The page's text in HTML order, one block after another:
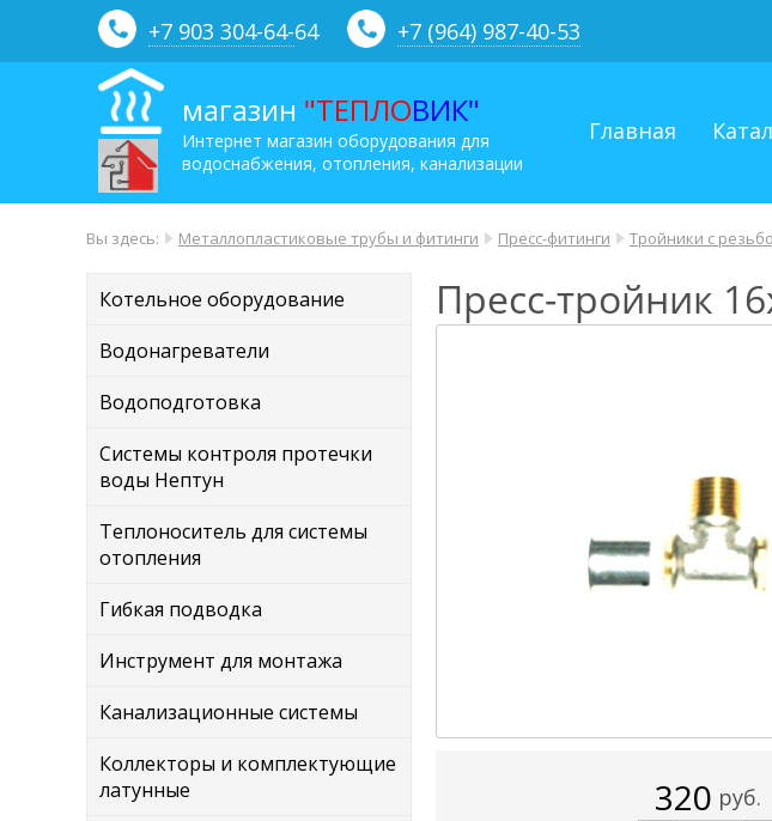
+7 903 304-64-64 +7 (964) 987-40-53
магазин "ТЕПЛОВИК"
Интернет магазин оборудования для
водоснабжения, отопления, канализации
Главная
Вы здесь: Металлопластиковые трубы и фитинги Пресс-фитинги Тройники с
Котельное оборудование
Водонагреватели
Водоподготовка
Системы контроля протечки
воды Нептун
Теплоноситель для системы
отопления
Гибкая подводка
Инструмент для монтажа
Канализационные системы
Коллекторы и комплектующие
латунные
Пресс-тройник
320 руб.